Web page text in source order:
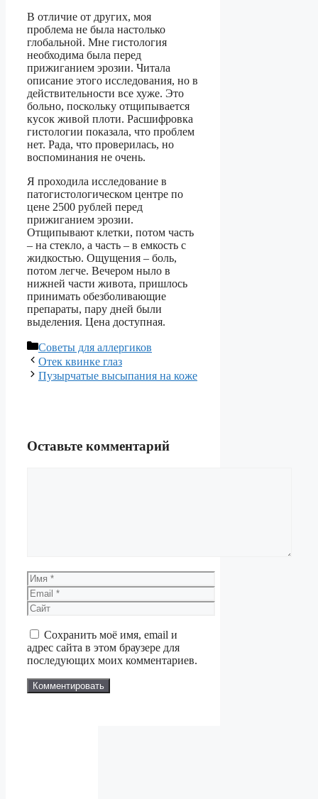
В отличие от других, моя
проблема не была настолько
глобальной. Мне гистология
необходима была перед
прижиганием эрозии. Читала
описание этого исследования, но в
действительности все хуже. Это
больно, поскольку отщипывается
кусок живой плоти. Расшифровка
гистологии показала, что проблем
нет. Рада, что проверилась, но
воспоминания не очень.
Я проходила исследование в
патогистологическом центре по
цене 2500 рублей перед
прижиганием эрозии.
Отщипывают клетки, потом часть
– на стекло, а часть – в емкость с
жидкостью. Ощущения – боль,
потом легче. Вечером ныло в
нижней части живота, пришлось
принимать обезболивающие
препараты, пару дней были
выделения. Цена доступная.
Рубрики
Советы для аллергиков
Отек квинке глаз
Пузырчатые высыпания на коже
Оставьте комментарий
Имя
Email
Сайт
Сохранить моё имя, email и
адрес сайта в этом браузере для
последующих моих комментариев.